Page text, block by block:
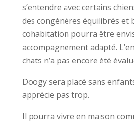
s’entendre avec certains
des congénères équilibrés et
cohabitation pourra être
accompagnement adapté.
chats n’a pas encore été
Doogy sera placé sans
apprécie pas trop.
Il pourra vivre en maison